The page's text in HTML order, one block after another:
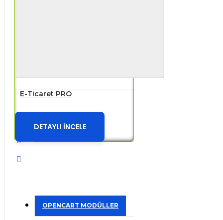
E-Ticaret PRO
DETAYLI İNCELE
OPENCART MODÜLLER